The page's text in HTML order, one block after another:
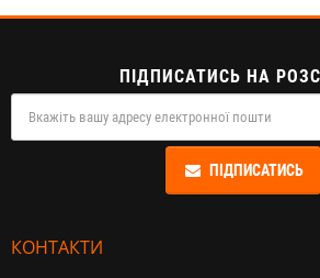
ПІДПИСАТИСЬ НА
ПІДПИСАТИСЬ
КОНТАКТИ